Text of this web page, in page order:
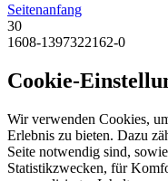
Seitenanfang
30
1608-1397322162-0
Cookie-
Wir verwenden Cookies,
Erlebnis zu bieten. Dazu
Seite notwendig sind,
Statistikzwecken, für